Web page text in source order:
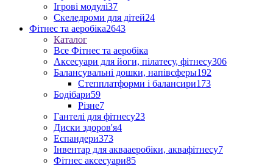
Ігрові модулі37
Скеледроми для дітей24
Фітнес та аеробіка2643
Каталог
Все Фітнес та аеробіка
Аксесуари для йоги, пілатесу, фітнесу306
Балансувальні дошки, напівсферы192
Степплатформи і балансири173
Бодібари59
Різне7
Гантелі для фітнесу23
Диски здоров'я4
Еспандери373
Інвентар для аквааеробіки, аквафітнесу7
Фітнес аксесуари85